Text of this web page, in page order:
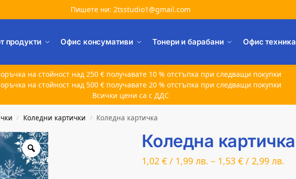
Пишете ни: 2tsstudio1@gmail.com
продукти Офис консумативи Тонери и барабани Офис техника
на стойност над 250 € получавате 10 % отстъпка при следващи покупки
на стойност над 500 € получавате 20 % отстъпка при следващи покупки
Всички цени са с ДДС
/ Коледни картички / Коледна картичка
Коледна картичка
1,02 € / 1,99 лв. – 1,53 € / 2,99 лв.